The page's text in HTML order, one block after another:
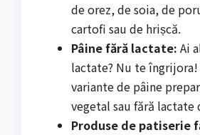
de orez, de soia, de
cartofi sau de hrișcă.
Pâine fără lactate: Ai
lactate? Nu te îngrijora!
variante de pâine
vegetal sau fără lactate
Produse de patiserie